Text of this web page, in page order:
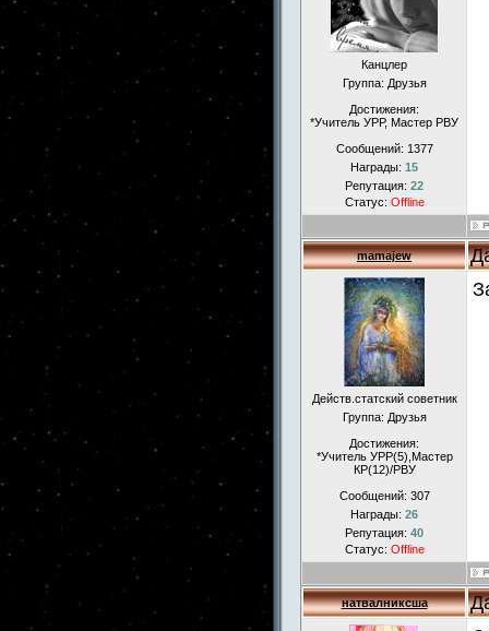
Канцлер
Группа: Друзья
Достижения:
*Учитель УРР, Мастер РВУ
Сообщений: 1377
Награды: 15
Репутация: 22
Статус: Offline
mamajew
Действ.статский советник
Группа: Друзья
Достижения:
*Учитель УРР(5),Мастер
КР(12)/РВУ
Сообщений: 307
Награды: 26
Репутация: 40
Статус: Offline
натвалниксша